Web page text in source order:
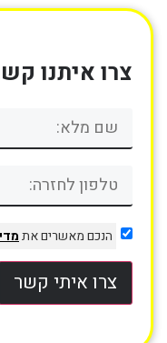
צרו איתנו
הנכם מאשרים את
צרו איתי קשר